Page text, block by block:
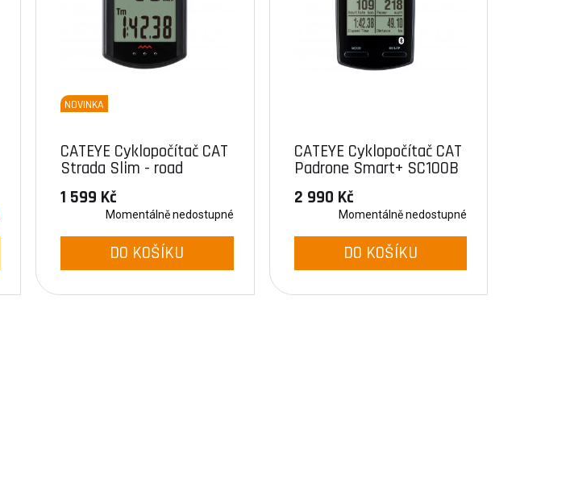
NOVINKA
CATEYE Cyklopočítač CAT
Strada Slim - road
RD310W (černá)
1 599 Kč
Momentálně nedostupné
DO KOŠÍKU
CATEYE Cyklopočítač CAT
Padrone Smart+ SC100B
2 990 Kč
Momentálně nedostupné
DO KOŠÍKU